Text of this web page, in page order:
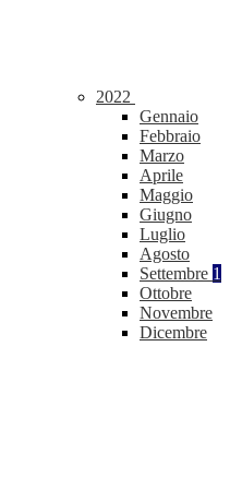
2022
Gennaio
Febbraio
Marzo
Aprile
Maggio
Giugno
Luglio
Agosto
Settembre 1
Ottobre
Novembre
Dicembre